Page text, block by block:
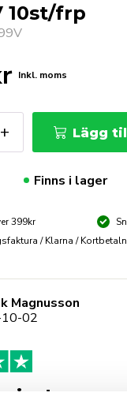
10st/frp
Inkl. moms
+ Lägg
Finns i lager
399kr
/ Klarna /
Magnusson
02